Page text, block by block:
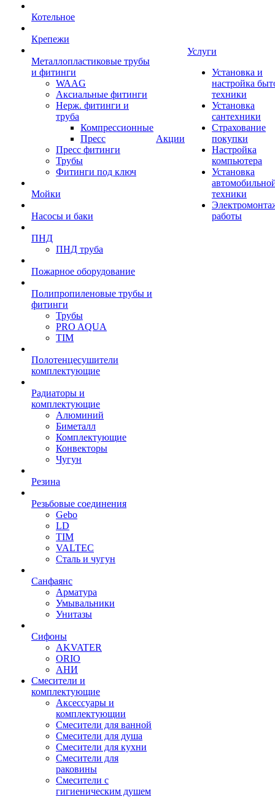
Котельное
Крепежи
Металлопластиковые трубы
и фитинги
WAAG
Аксиальные фитинги
Нерж. фитинги и
труба
Компрессионные
Пресс
Пресс фитинги
Трубы
Фитинги под ключ
Мойки
Насосы и баки
ПНД
ПНД труба
Пожарное оборудование
Полипропиленовые трубы и
фитинги
Трубы
PRO AQUA
TIM
Полотенцесушители
комплектующие
Радиаторы и
комплектующие
Алюминий
Биметалл
Комплектующие
Конвекторы
Чугун
Резина
Резьбовые соединения
Gebo
LD
TIM
VALTEC
Сталь и чугун
Санфаянс
Арматура
Умывальники
Унитазы
Сифоны
AKVATER
ORIO
АНИ
Смесители и
комплектующие
Аксессуары и
комплектующии
Смесители для ванной
Смесители для душа
Смесители для кухни
Смесители для
раковины
Смесители с
гигиеническим душем
Акции
Услуги
Установка и
настройка
техники
Установка
сантехники
Страхование
покупки
Настройка
компьютера
Установка
техники
работы